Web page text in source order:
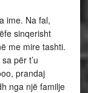
ime. Na fal,
sinqerisht
me mire tashti.
për t’u
prandaj
nga një familje